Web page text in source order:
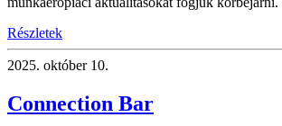
Részletek
2025. október 10.
Connection Bar